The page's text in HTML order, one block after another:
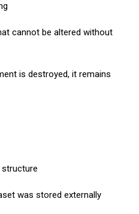
cannot be altered without
is destroyed, it remains
structure
was stored externally